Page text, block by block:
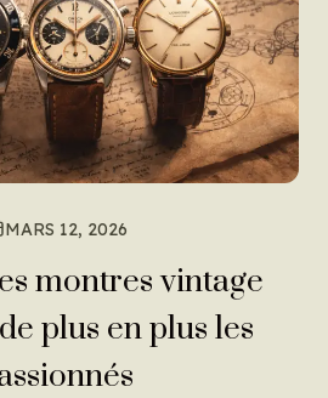
MARS 12, 2026
montres vintage
plus en plus les